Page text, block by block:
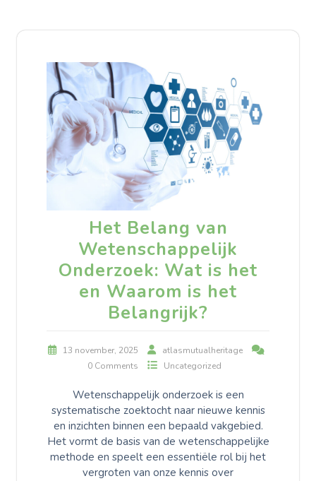
Het Belang van
Wetenschappelijk
Onderzoek: Wat is het
en Waarom is het
Belangrijk?
13 november, 2025
atlasmutualheritage
0 Comments
Uncategorized
Wetenschappelijk onderzoek is een
systematische zoektocht naar nieuwe kennis
en inzichten binnen een bepaald vakgebied.
Het vormt de basis van de wetenschappelijke
methode en speelt een essentiële rol bij het
vergroten van onze kennis over